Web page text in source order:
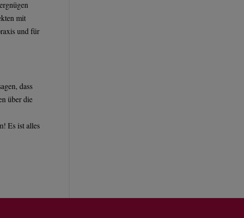
mit
und für
dass
über die
Es ist alles